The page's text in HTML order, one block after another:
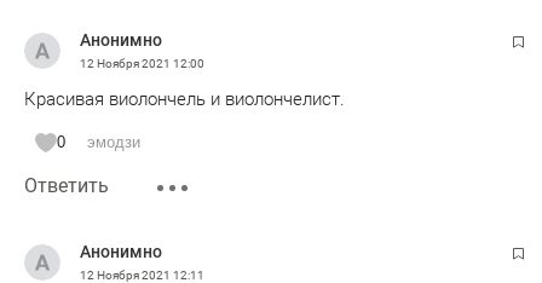
Анонимно
12 Ноября 2021 12:00
Красивая виолончель и виолончелист.
0 эмодзи
Ответить
Анонимно
12 Ноября 2021 12:11